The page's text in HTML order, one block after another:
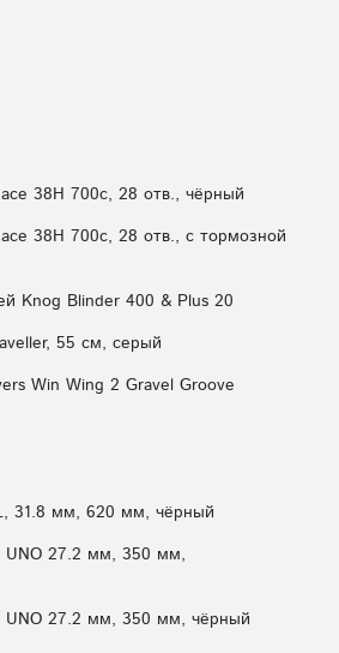
38H 700с, 28 отв., чёрный
38H 700с, 28 отв., с тормозной
Knog Blinder 400 & Plus 20
55 см, серый
Win Wing 2 Gravel Groove
31.8 мм, 620 мм, чёрный
UNO 27.2 мм, 350 мм,
UNO 27.2 мм, 350 мм, чёрный